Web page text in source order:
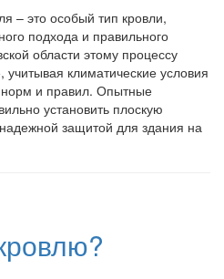
– это особый тип кровли,
подхода и правильного
области этому процессу
климатические условия
норм и правил. Опытные
установить плоскую
защитой для здания на